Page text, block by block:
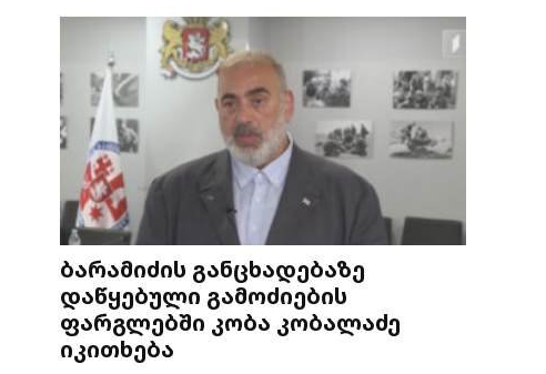
ბარამიძის განცხადებაზე
დაწყებული გამოძიების
ფარგლებში კობა კობალაძე
იკითხება